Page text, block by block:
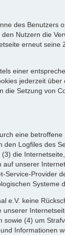
des Benutzers
Nutzern die
erneut
einer
jederzeit
Setzung von
eine
Logfiles des
die
unserer
Provider
Systeme
e.V. keine
(4) um
Informationen